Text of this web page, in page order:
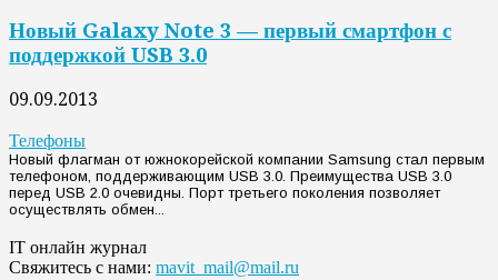
Новый Galaxy Note 3 — первый смартфон с
поддержкой USB 3.0
09.09.2013
Телефоны
Новый флагман от южнокорейской компании Samsung стал первым
телефоном, поддерживающим USB 3.0. Преимущества USB 3.0
перед USB 2.0 очевидны. Порт третьего поколения позволяет
осуществлять обмен...
IT онлайн журнал
Свяжитесь с нами: mavit_mail@mail.ru